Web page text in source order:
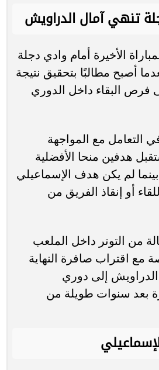
تنهي آمال الدراويش
الأخيرة أمام وادي دجلة
أصبح مطالبًا بتحقيق نتيجة
فرص البقاء داخل الدوري
التعامل مع المواجهة
هدفين منحا الأفضلية
لم يكن هدف الإسماعيلي
أو إنقاذ الفريق من
من التوتر داخل الملعب
مع اقتراب صافرة النهاية
إلى دوري
بعد سنوات طويلة من